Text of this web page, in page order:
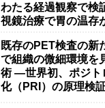
わたる経過観察で検
視鏡治療で胃の温存
既存のPET検査の新
で組織の微細環境を
術 ―世界初、ポジト
化（PRI）の原理検